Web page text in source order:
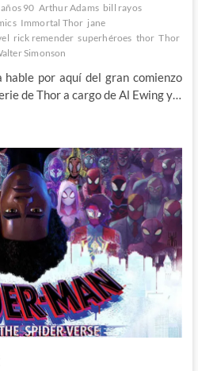
años 90 Arthur Adams bill rayos
Immortal Thor jane
rick remender superhéroes thor Thor
Simonson
hable por aquí del gran comienzo
de Thor a cargo de Al Ewing y…